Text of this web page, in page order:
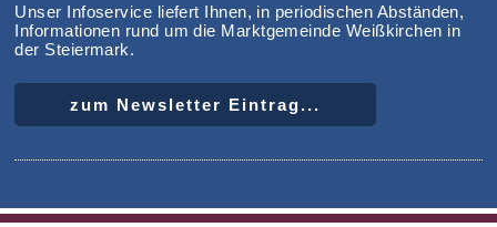
Unser Infoservice liefert Ihnen, in periodischen Abständen,
Informationen rund um die Marktgemeinde Weißkirchen in
der Steiermark.
zum Newsletter Eintrag...